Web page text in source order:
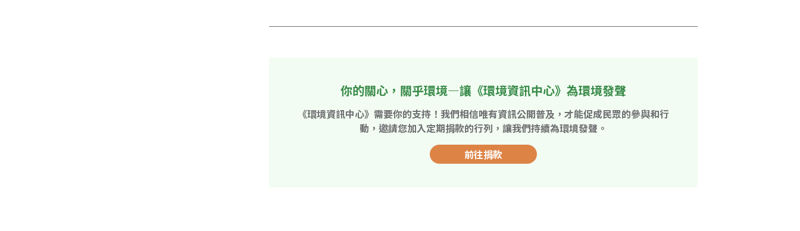
你的關心，關乎環境—讓《環境資訊中心》為環境發聲
《環境資訊中心》需要你的支持！我們相信唯有資訊公開普及，才能促成民眾的參與和行
動，邀請您加入定期捐款的行列，讓我們持續為環境發聲。
前往捐款